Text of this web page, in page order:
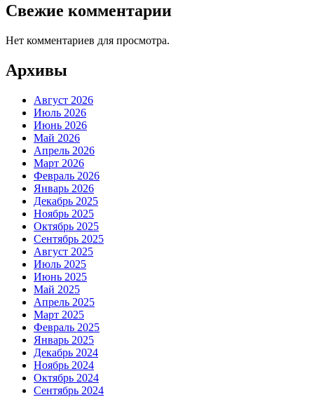
Свежие комментарии
Нет комментариев для просмотра.
Архивы
Август 2026
Июль 2026
Июнь 2026
Май 2026
Апрель 2026
Март 2026
Февраль 2026
Январь 2026
Декабрь 2025
Ноябрь 2025
Октябрь 2025
Сентябрь 2025
Август 2025
Июль 2025
Июнь 2025
Май 2025
Апрель 2025
Март 2025
Февраль 2025
Январь 2025
Декабрь 2024
Ноябрь 2024
Октябрь 2024
Сентябрь 2024